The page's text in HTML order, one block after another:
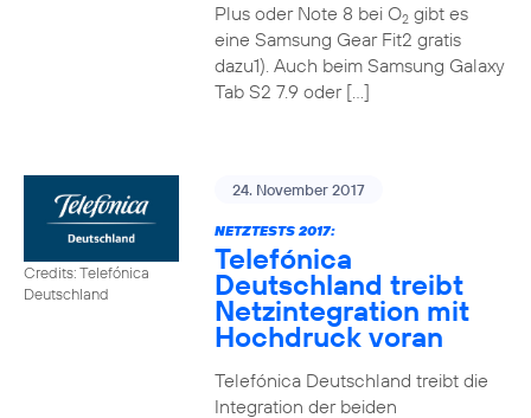
Plus oder Note 8 bei O2gibt es
eine Samsung Gear Fit2 gratis
dazu1). Auch beim Samsung Galaxy
Tab S2 7.9 oder […]
Credits: Telefónica
Deutschland
24. November 2017
NETZTESTS 2017:
Telefónica
Deutschland treibt
Netzintegration mit
Hochdruck voran
Telefónica Deutschland treibt die
Integration der beiden